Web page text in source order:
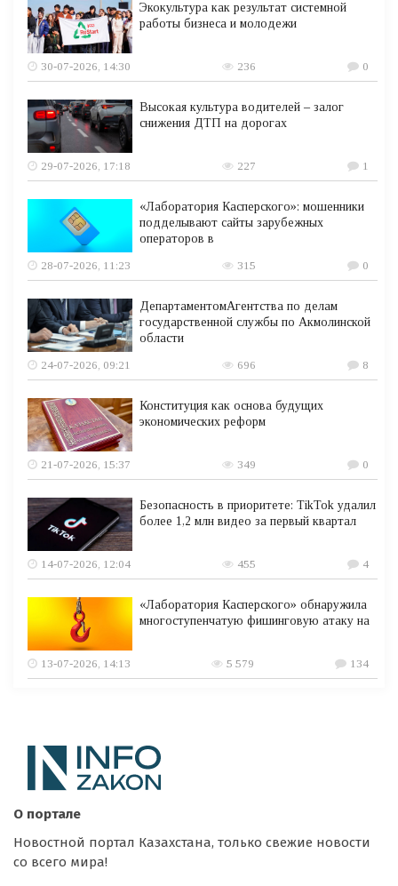
Экокультура как результат системной
работы бизнеса и молодежи
30-07-2026, 14:30 236 0
Высокая культура водителей – залог
снижения ДТП на дорогах
29-07-2026, 17:18 227 1
«Лаборатория Касперского»: мошенники
подделывают сайты зарубежных
операторов в
28-07-2026, 11:23
315 0
ДепартаментомАгентства по делам
государственной службы по Акмолинской
области
24-07-2026, 09:21
696 8
Конституция как основа будущих
экономических реформ
21-07-2026, 15:37 349 0
Безопасность в приоритете: TikTok удалил
более 1,2 млн видео за первый квартал
14-07-2026, 12:04 455 4
«Лаборатория Касперского» обнаружила
многоступенчатую фишинговую атаку на
13-07-2026, 14:13 5 579 134
О портале
Новостной портал Казахстана, только свежие новости
со всего мира!